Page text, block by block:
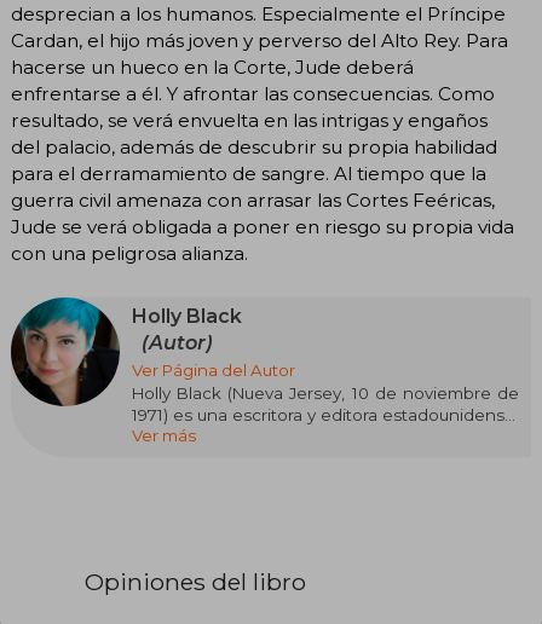
desprecian a los humanos. Especialmente el Príncipe
Cardan, el hijo más joven y perverso del Alto Rey. Para
hacerse un hueco en la Corte, Jude deberá
enfrentarse a él. Y afrontar las consecuencias. Como
resultado, se verá envuelta en las intrigas y engaños
del palacio, además de descubrir su propia habilidad
para el derramamiento de sangre. Al tiempo que la
guerra civil amenaza con arrasar las Cortes Feéricas,
Jude se verá obligada a poner en riesgo su propia vida
con una peligrosa alianza.
Holly Black
(Autor)
Ver Página del Autor
Holly Black (Nueva Jersey, 10 de noviembre de
1971) es una escritora y editora estadounidense,
conocida por escribir Las crónicas de
sus primeros años su familia vivió en una
Ver más
Opiniones del libro